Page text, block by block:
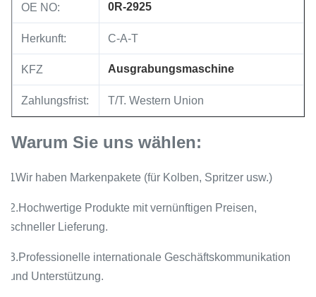
OE NO: 0R-2925
Herkunft: C-A-T
KFZ Ausgrabungsmaschine
Zahlungsfrist: T/T. Western Union
Warum Sie uns wählen:
1Wir haben Markenpakete (für Kolben, Spritzer usw.)
2.Hochwertige Produkte mit vernünftigen Preisen,
schneller Lieferung.
3.Professionelle internationale Geschäftskommunikation
und Unterstützung.